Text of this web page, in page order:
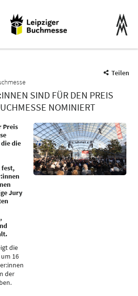
Teilen
SIND FÜR DEN PREIS
NOMINIERT
Preis
die
fest,
Jury
die
16
der